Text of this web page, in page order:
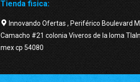
Tienda fisica:
Innovando Ofertas , Periférico Boulevard
Camacho #21 colonia Viveros de la loma
mex cp 54080